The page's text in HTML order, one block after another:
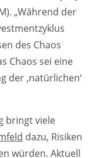
„Während der
des Chaos
Chaos sei eine
der ‚natürlichen‘
bringt viele
dazu, Risiken
würden. Aktuell